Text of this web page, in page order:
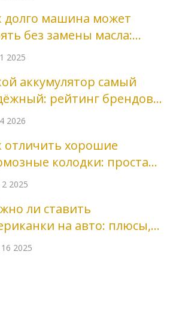
долго машина может
без замены масла:
допустимые сроки
2025
аккумулятор самый
рейтинг брендов
выбрать
2026
отличить хорошие
колодки: простая
для каждого
2025
ли ставить
на авто: плюсы,
и реальные
2025